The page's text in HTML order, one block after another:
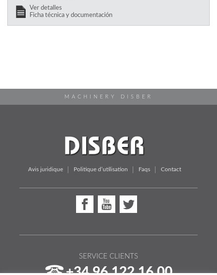
Ver detalles
Ficha técnica y documentación
MACHINERY DISBER
Avis juridique Politique d’utilisation Faqs Contact
SERVICE CLIENTS
+34 96 122 16 00